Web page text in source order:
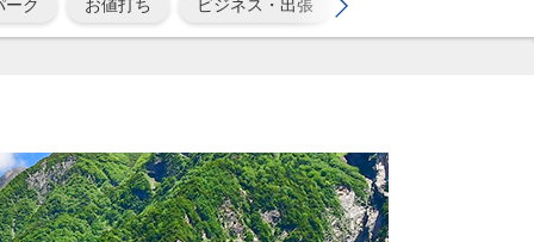
ーク お値打ち ビジネス・出張